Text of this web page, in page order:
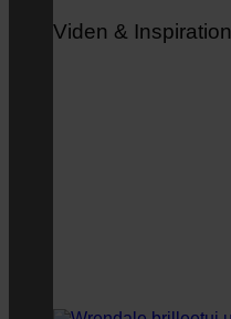
Viden & Inspiration